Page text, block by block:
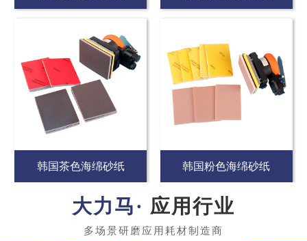
韩国茶色海绵砂纸 韩国粉色海绵砂纸
应用行业